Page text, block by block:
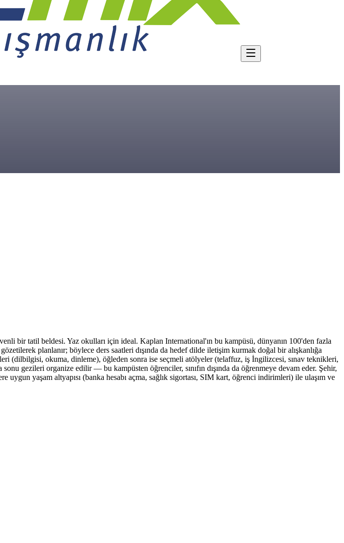
bir tatil beldesi. Yaz okulları için ideal. Kaplan International'ın bu kampüsü, dünyanın 100'den fazla
planlanır; böylece ders saatleri dışında da hedef dilde iletişim kurmak doğal bir alışkanlığa
(dilbilgisi, okuma, dinleme), öğleden sonra ise seçmeli atölyeler (telaffuz, iş İngilizcesi, sınav teknikleri,
gezileri organize edilir — bu kampüsten öğrenciler, sınıfın dışında da öğrenmeye devam eder. Şehir,
yaşam altyapısı (banka hesabı açma, sağlık sigortası, SIM kart, öğrenci indirimleri) ile ulaşım ve